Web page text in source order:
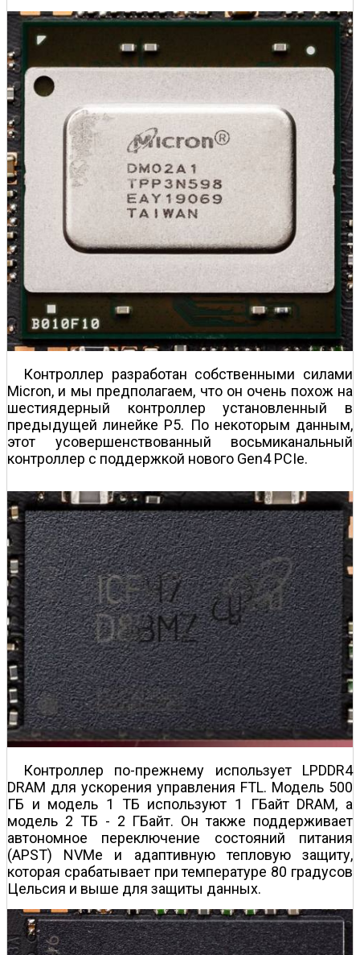
Контроллер разработан собственными силами
Micron, и мы предполагаем, что он очень похож на
шестиядерный контроллер установленный в
предыдущей линейке P5. По некоторым данным,
этот усовершенствованный восьмиканальный
контроллер с поддержкой нового Gen4 PCIe.
Контроллер по-прежнему использует LPDDR4
DRAM для ускорения управления FTL. Модель 500
ГБ и модель 1 ТБ используют 1 ГБайт DRAM, а
модель 2 ТБ - 2 ГБайт. Он также поддерживает
автономное переключение состояний питания
(APST) NVMe и адаптивную тепловую защиту,
которая срабатывает при температуре 80 градусов
Цельсия и выше для защиты данных.